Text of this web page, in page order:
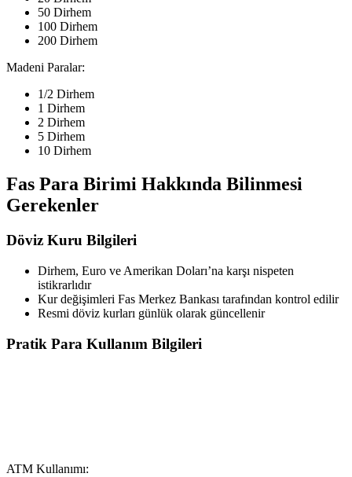
50 Dirhem
100 Dirhem
200 Dirhem
Madeni Paralar:
1/2 Dirhem
1 Dirhem
2 Dirhem
5 Dirhem
10 Dirhem
Fas Para Birimi Hakkında Bilinmesi
Gerekenler
Döviz Kuru Bilgileri
Dirhem, Euro ve Amerikan Doları’na karşı nispeten
istikrarlıdır
Kur değişimleri Fas Merkez Bankası tarafından kontrol edilir
Resmi döviz kurları günlük olarak güncellenir
Pratik Para Kullanım Bilgileri
ATM Kullanımı: